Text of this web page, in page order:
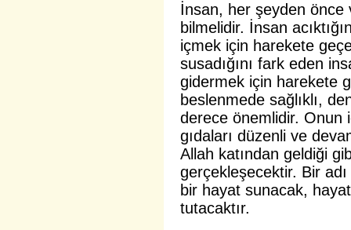
İnsan, her şeyden önce
bilmelidir. İnsan
içmek için harekete
susadığını fark eden
gidermek için harekete
beslenmede sağlıklı,
derece önemlidir. Onun
gıdaları düzenli ve
Allah katından geldiği
gerçekleşecektir. Bir
bir hayat sunacak,
tutacaktır.